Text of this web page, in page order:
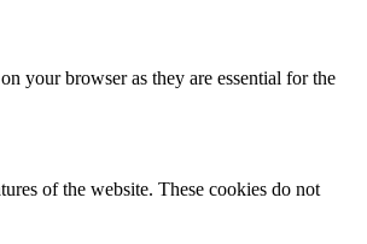
your browser as they are essential for the
of the website. These cookies do not